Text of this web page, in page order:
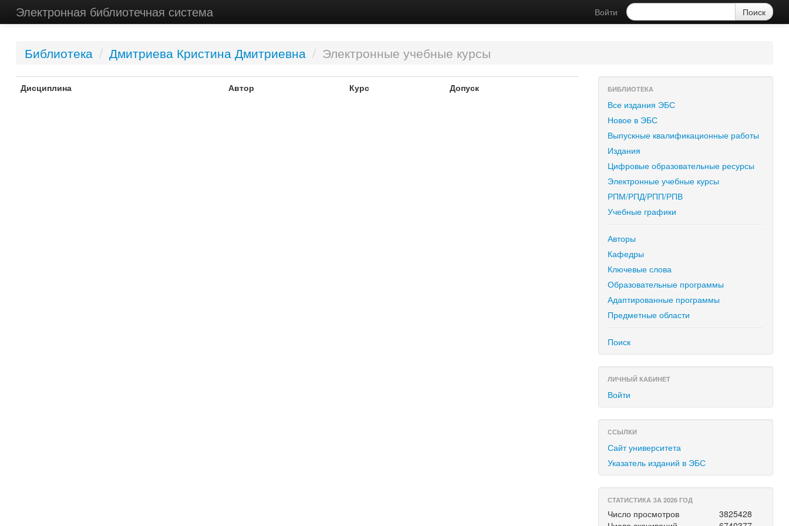
Электронная библиотечная система Войти
Библиотека / Дмитриева Кристина Дмитриевна / Электронные учебные курсы
Дисциплина Автор Курс Допуск БИБЛИОТЕКА
Все издания ЭБС
Новое в ЭБС
Выпускные квалификационные работы
Издания
Цифровые образовательные ресурсы
Электронные учебные курсы
РПМ/РПД/РПП/РПВ
Учебные графики
Авторы
Кафедры
Ключевые слова
Образовательные программы
Адаптированные программы
Предметные области
Поиск
ЛИЧНЫЙ КАБИНЕТ
Войти
ССЫЛКИ
Сайт университета
Указатель изданий в ЭБС
СТАТИСТИКА ЗА 2026 ГОД
Число просмотров
3825428